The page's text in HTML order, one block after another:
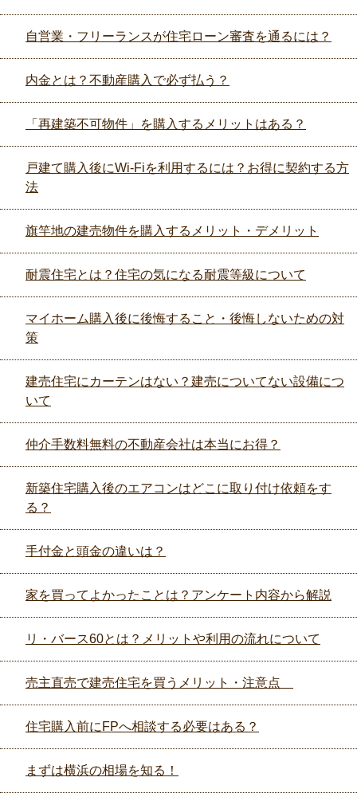
自営業・フリーランスが住宅ローン審査を通るには？
内金とは？不動産購入で必ず払う？
「再建築不可物件」を購入するメリットはある？
戸建て購入後にWi-Fiを利用するには？お得に契約する方
法
旗竿地の建売物件を購入するメリット・デメリット
耐震住宅とは？住宅の気になる耐震等級について
マイホーム購入後に後悔すること・後悔しないための対
策
建売住宅にカーテンはない？建売についてない設備につ
いて
仲介手数料無料の不動産会社は本当にお得？
新築住宅購入後のエアコンはどこに取り付け依頼をす
る？
手付金と頭金の違いは？
家を買ってよかったことは？アンケート内容から解説
リ・バース60とは？メリットや利用の流れについて
売主直売で建売住宅を買うメリット・注意点
住宅購入前にFPへ相談する必要はある？
まずは横浜の相場を知る！